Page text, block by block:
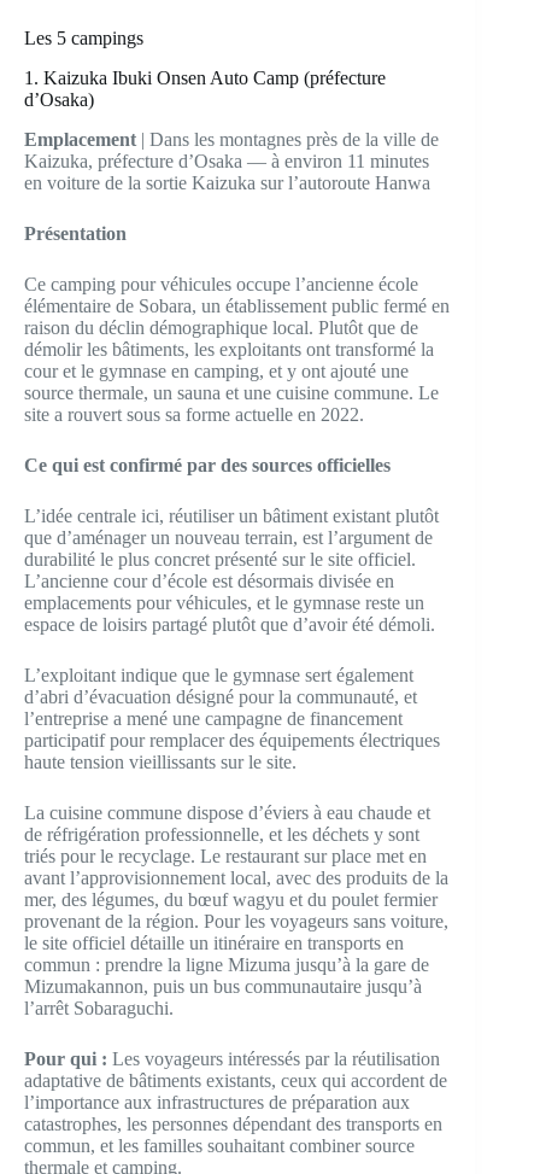
Les 5 campings
1. Kaizuka Ibuki Onsen Auto Camp (préfecture
d’Osaka)
Emplacement | Dans les montagnes près de la ville de
Kaizuka, préfecture d’Osaka — à environ 11 minutes
en voiture de la sortie Kaizuka sur l’autoroute Hanwa
Présentation
Ce camping pour véhicules occupe l’ancienne école
élémentaire de Sobara, un établissement public fermé en
raison du déclin démographique local. Plutôt que de
démolir les bâtiments, les exploitants ont transformé la
cour et le gymnase en camping, et y ont ajouté une
source thermale, un sauna et une cuisine commune. Le
site a rouvert sous sa forme actuelle en 2022.
Ce qui est confirmé par des sources officielles
L’idée centrale ici, réutiliser un bâtiment existant plutôt
que d’aménager un nouveau terrain, est l’argument de
durabilité le plus concret présenté sur le site officiel.
L’ancienne cour d’école est désormais divisée en
emplacements pour véhicules, et le gymnase reste un
espace de loisirs partagé plutôt que d’avoir été démoli.
L’exploitant indique que le gymnase sert également
d’abri d’évacuation désigné pour la communauté, et
l’entreprise a mené une campagne de financement
participatif pour remplacer des équipements électriques
haute tension vieillissants sur le site.
La cuisine commune dispose d’éviers à eau chaude et
de réfrigération professionnelle, et les déchets y sont
triés pour le recyclage. Le restaurant sur place met en
avant l’approvisionnement local, avec des produits de la
mer, des légumes, du bœuf wagyu et du poulet fermier
provenant de la région. Pour les voyageurs sans voiture,
le site officiel détaille un itinéraire en transports en
commun : prendre la ligne Mizuma jusqu’à la gare de
Mizumakannon, puis un bus communautaire jusqu’à
l’arrêt Sobaraguchi.
Pour qui : Les voyageurs intéressés par la réutilisation
adaptative de bâtiments existants, ceux qui accordent de
l’importance aux infrastructures de préparation aux
catastrophes, les personnes dépendant des transports en
commun, et les familles souhaitant combiner source
thermale et camping.